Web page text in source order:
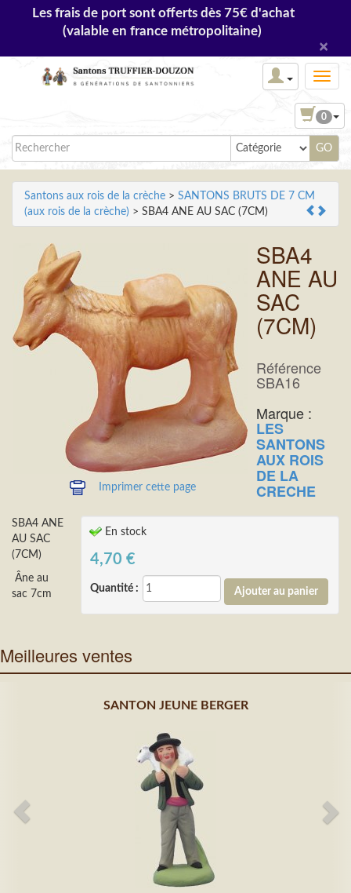
Les frais de port sont offerts dès 75€ d'achat
(valable en france métropolitaine)
×
0
Santons aux rois de la crèche > SANTONS BRUTS DE 7 CM
(aux rois de la crèche) > SBA4 ANE AU SAC (7CM)
Imprimer cette page
SBA4
ANE AU
SAC
(7CM)
En stock
4,70 €
Quantité :
Référence
SBA16
Marque :
LES
SANTONS
AUX ROIS
DE LA
CRECHE
SBA4 ANE
AU SAC
(7CM)
Âne au
sac 7cm
Meilleures ventes
SANTON JEUNE BERGER